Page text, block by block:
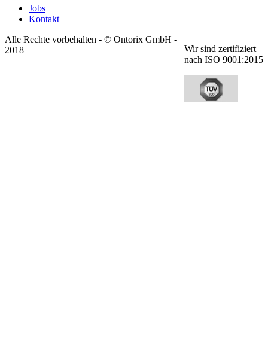
Jobs
Kontakt
Wir sind zertifiziert
nach ISO 9001:2015
Alle Rechte vorbehalten - © Ontorix GmbH -
2018